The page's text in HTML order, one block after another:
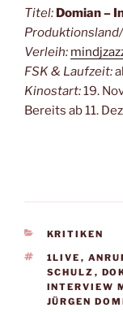
Titel: Domian –
Verleih:
FSK & Laufzeit:
Kinostart:19.
Bereits ab 11.
KATEGORIEN
KRITIKEN
1LIVE ,
SCHULZ ,
INTERVIEW
JÜRGEN